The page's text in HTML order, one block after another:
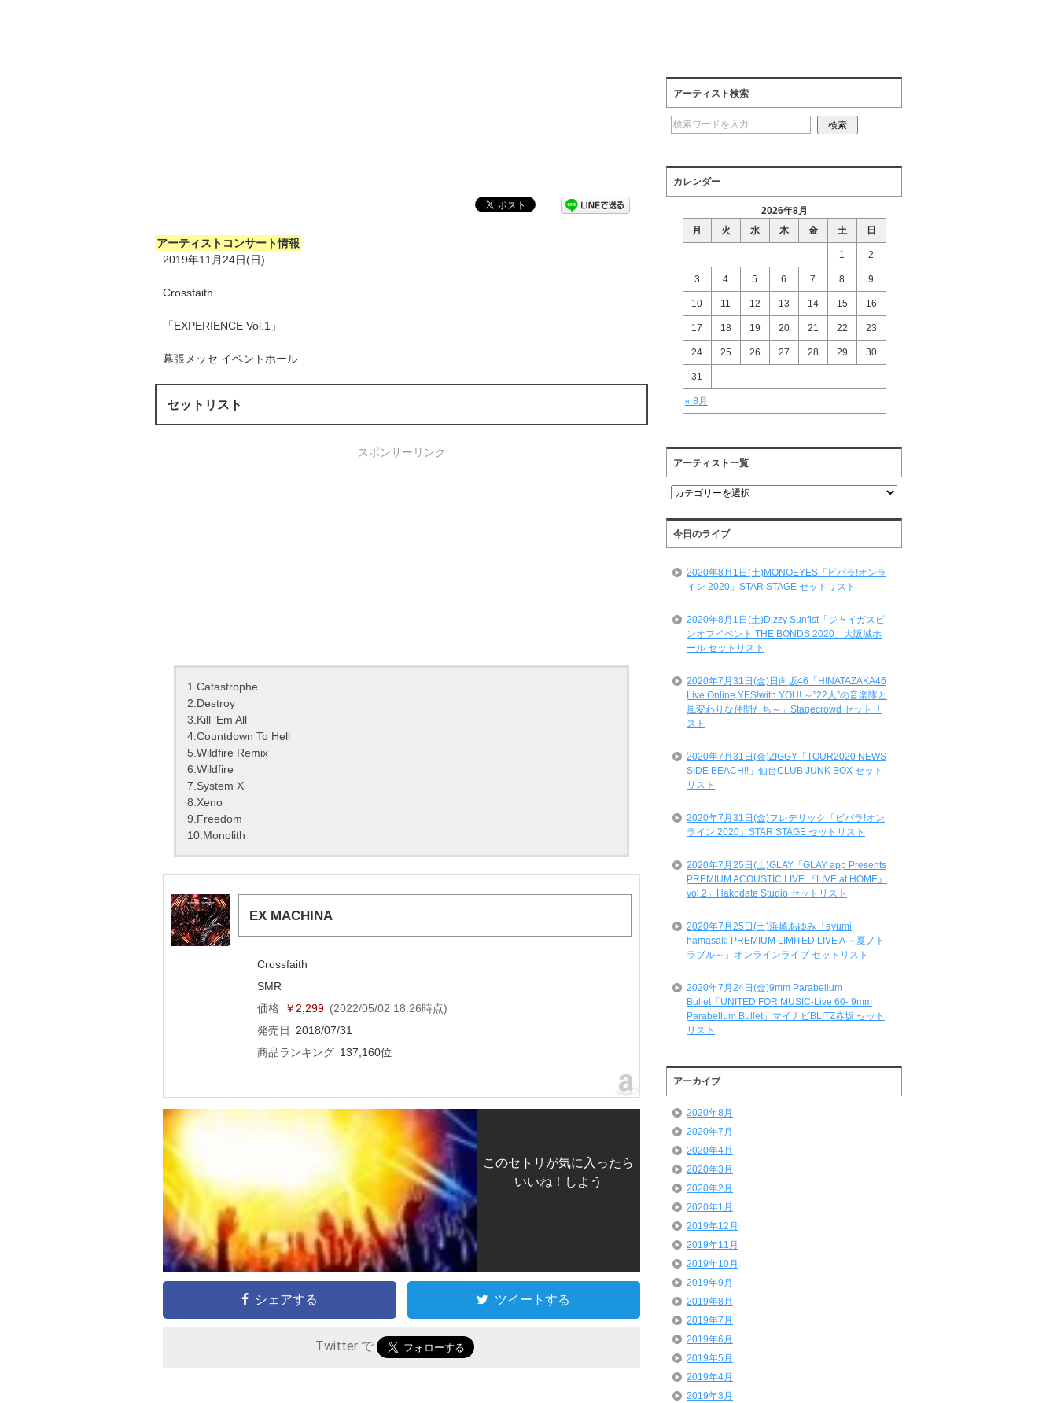
アーティストコンサート情報
2019年11月24日(日)
Crossfaith
「EXPERIENCE Vol.1」
幕張メッセ イベントホール
セットリスト
スポンサーリンク
1.Catastrophe
2.Destroy
3.Kill ‘Em All
4.Countdown To Hell
5.Wildfire Remix
6.Wildfire
7.System X
8.Xeno
9.Freedom
10.Monolith
EX MACHINA
Crossfaith
SMR
価格
￥2,299 (2022/05/02 18:26時点)
発売日 2018/07/31
商品ランキング 137,160位
このセトリが気に入ったら
いいね！しよう
シェアする ツイートする
Twitter で
アーティスト検索
カレンダー
2026年8月
月
火 水 木 金 土 日
« 8月
1 2
3 4 5 6 7 8 9
10 11 12 13 14 15 16
17 18 19 20 21 22 23
24 25 26 27 28 29 30
31
アーティスト一覧
ア
テ
ィ
ス
一
今日のライブ
2020年8月1日(土)MONOEYES「ビバラ!オンラ
イン 2020」STAR STAGE セットリスト
2020年8月1日(土)Dizzy Sunfist「ジャイガスピ
ンオフイベント THE BONDS 2020」大阪城ホ
ール セットリスト
2020年7月31日(金)日向坂46「HINATAZAKA46
Live Online,YES!with YOU! ～”22人”の音楽隊と
風変わりな仲間たち～」Stagecrowd セットリ
スト
2020年7月31日(金)ZIGGY「TOUR2020 NEWS
SIDE BEACH!!」仙台CLUB JUNK BOX セット
リスト
2020年7月31日(金)フレデリック「ビバラ!オン
ライン 2020」STAR STAGE セットリスト
2020年7月25日(土)GLAY「GLAY app Presents
PREMIUM ACOUSTIC LIVE 『LIVE at HOME』
vol.2」Hakodate Studio セットリスト
2020年7月25日(土)浜崎あゆみ「ayumi
hamasaki PREMIUM LIMITED LIVE A ～夏ノト
ラブル～」オンラインライブ セットリスト
2020年7月24日(金)9mm Parabellum
Bullet「UNITED FOR MUSIC-Live 60- 9mm
Parabellum Bullet」マイナビBLITZ赤坂 セット
リスト
アーカイブ
2020年8月
2020年7月
2020年4月
2020年3月
2020年2月
2020年1月
2019年12月
2019年11月
2019年10月
2019年9月
2019年8月
2019年7月
2019年6月
2019年5月
2019年4月
2019年3月